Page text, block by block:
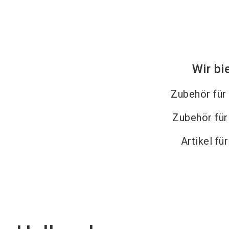
Wir
Zubehör für
Zubehör
Artikel für